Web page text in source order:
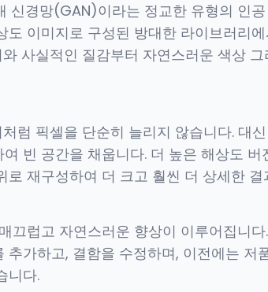
신경망(GAN)이라는 정교한 유형의 인
이미지로 구성된 방대한 라이브러리
사실적인 질감부터 자연스러운 색상
럼 픽셀을 단순히 늘리지 않습니다. 대
빈 공간을 채웁니다. 더 높은 해상도
재구성하여 더 크고 훨씬 더 상세한
끄럽고 자연스러운 향상이 이루어집니
가하고, 결함을 수정하며, 이전에는 저
니다.